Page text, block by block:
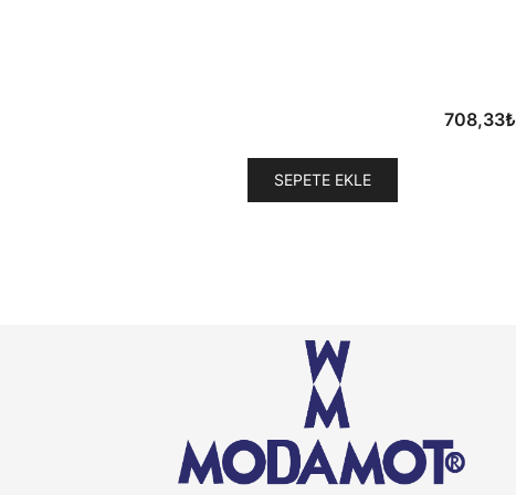
708,33₺
SEPETE EKLE